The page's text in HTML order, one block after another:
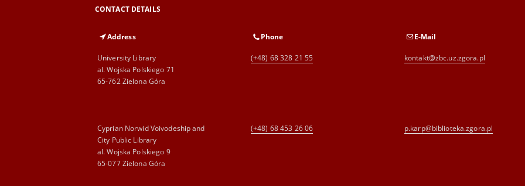
CONTACT DETAILS
Address
University Library
al. Wojska Polskiego 71
65-762 Zielona Góra
Phone
(+48) 68 328 21 55
E-Mail
kontakt@zbc.uz.zgora.pl
Cyprian Norwid Voivodeship and
City Public Library
al. Wojska Polskiego 9
65-077 Zielona Góra
(+48) 68 453 26 06 p.karp@biblioteka.zgora.pl